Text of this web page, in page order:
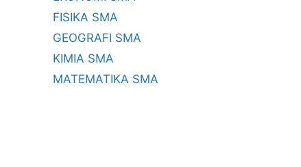
FISIKA SMA
GEOGRAFI SMA
KIMIA SMA
MATEMATIKA SMA